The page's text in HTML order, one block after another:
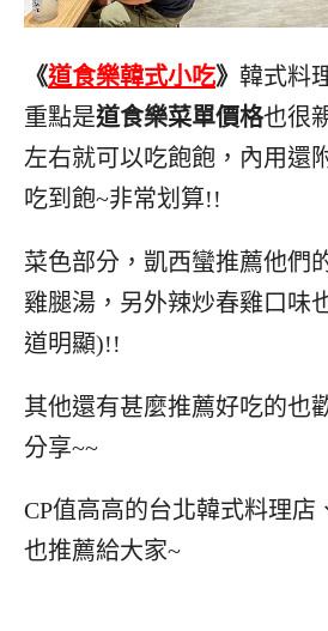
《道食樂韓式小吃》 韓式料
重點是道食樂菜單價格也很
左右就可以吃飽飽，內用還
吃到飽~非常划算!!
菜色部分，凱西蠻推薦他們
雞腿湯，另外辣炒春雞口味
道明顯)!!
其他還有甚麼推薦好吃的也
分享~~
CP值高高的台北韓式料理店
也推薦給大家~